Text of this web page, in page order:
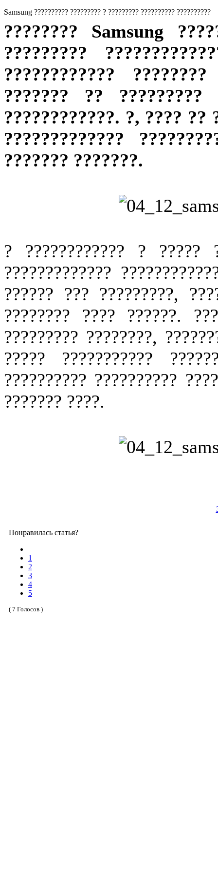
Samsung ?????????? ????????? ? ????????? ?????????? ??????????
???????? Samsung
?????????
????????????
??????? ?? ?????????
????????????. ?, ???? ??
?????????????
??????? ???????.
? ???????????? ? ?????
?????????????
?????? ??? ?????????,
???????? ???? ??????.
????????? ????????,
????? ???????????
?????????? ??????????
??????? ????.
Понравилась статья?
1
2
3
4
5
( 7 Голосов )